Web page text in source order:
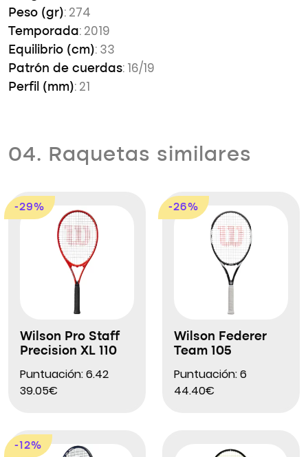
Peso (gr): 274
Temporada: 2019
Equilibrio (cm): 33
Patrón de cuerdas: 16/19
Perfil (mm): 21
04. Raquetas similares
-29%
Wilson Pro Staff
Precision XL 110
Puntuación: 6.42
39.05€
-26%
Wilson Federer
Team 105
Puntuación: 6
44.40€
-12%